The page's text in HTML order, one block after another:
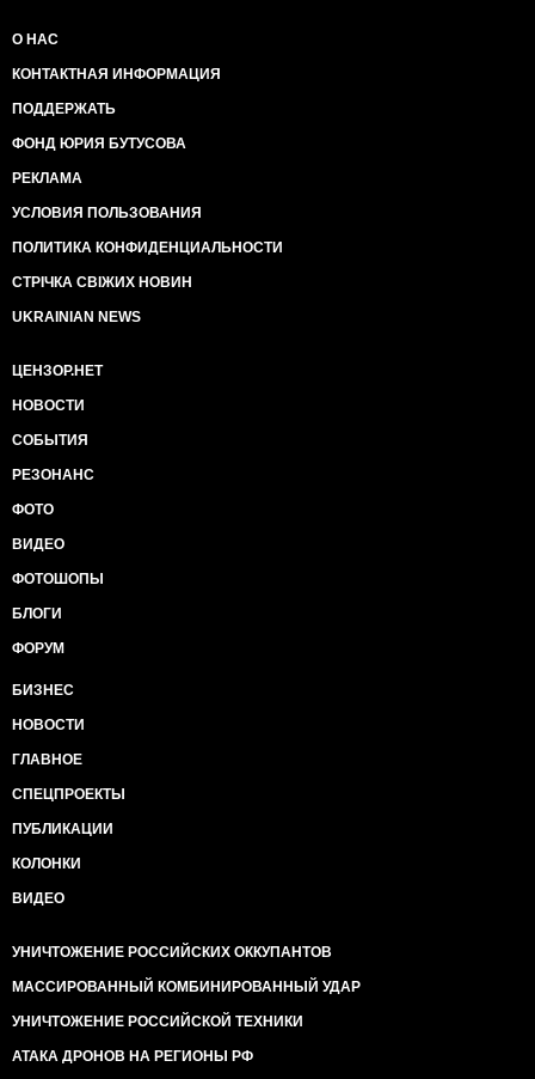
О НАС
КОНТАКТНАЯ ИНФОРМАЦИЯ
ПОДДЕРЖАТЬ
ФОНД ЮРИЯ БУТУСОВА
РЕКЛАМА
УСЛОВИЯ ПОЛЬЗОВАНИЯ
ПОЛИТИКА КОНФИДЕНЦИАЛЬНОСТИ
СТРІЧКА СВІЖИХ НОВИН
UKRAINIAN NEWS
ЦЕНЗОР.НЕТ
НОВОСТИ
СОБЫТИЯ
РЕЗОНАНС
ФОТО
ВИДЕО
ФОТОШОПЫ
БЛОГИ
ФОРУМ
БИЗНЕС
НОВОСТИ
ГЛАВНОЕ
СПЕЦПРОЕКТЫ
ПУБЛИКАЦИИ
КОЛОНКИ
ВИДЕО
УНИЧТОЖЕНИЕ РОССИЙСКИХ ОККУПАНТОВ
МАССИРОВАННЫЙ КОМБИНИРОВАННЫЙ УДАР
УНИЧТОЖЕНИЕ РОССИЙСКОЙ ТЕХНИКИ
АТАКА ДРОНОВ НА РЕГИОНЫ РФ